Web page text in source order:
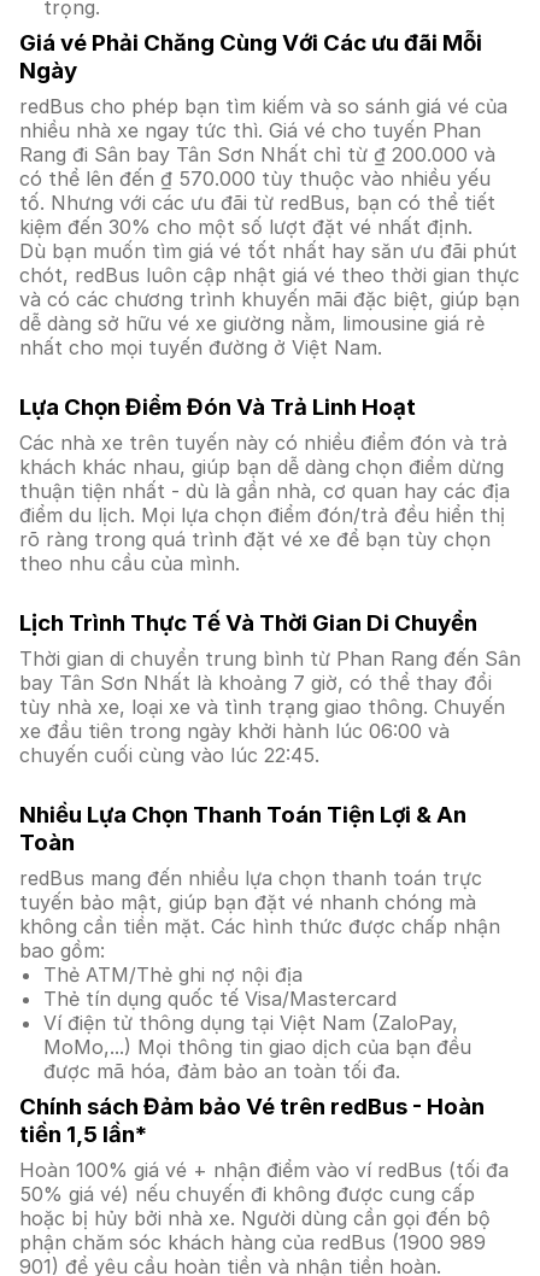
trọng.
Giá vé Phải Chăng Cùng Với Các ưu đãi Mỗi
Ngày
redBus cho phép bạn tìm kiếm và so sánh giá vé của
nhiều nhà xe ngay tức thì. Giá vé cho tuyến Phan
Rang đi Sân bay Tân Sơn Nhất chỉ từ ₫ 200.000 và
có thể lên đến ₫ 570.000 tùy thuộc vào nhiều yếu
tố. Nhưng với các ưu đãi từ redBus, bạn có thể tiết
kiệm đến 30% cho một số lượt đặt vé nhất định.
Dù bạn muốn tìm giá vé tốt nhất hay săn ưu đãi phút
chót, redBus luôn cập nhật giá vé theo thời gian thực
và có các chương trình khuyến mãi đặc biệt, giúp bạn
dễ dàng sở hữu vé xe giường nằm, limousine giá rẻ
nhất cho mọi tuyến đường ở Việt Nam.
Lựa Chọn Điểm Đón Và Trả Linh Hoạt
Các nhà xe trên tuyến này có nhiều điểm đón và trả
khách khác nhau, giúp bạn dễ dàng chọn điểm dừng
thuận tiện nhất - dù là gần nhà, cơ quan hay các địa
điểm du lịch. Mọi lựa chọn điểm đón/trả đều hiển thị
rõ ràng trong quá trình đặt vé xe để bạn tùy chọn
theo nhu cầu của mình.
Lịch Trình Thực Tế Và Thời Gian Di Chuyển
Thời gian di chuyển trung bình từ Phan Rang đến Sân
bay Tân Sơn Nhất là khoảng 7 giờ, có thể thay đổi
tùy nhà xe, loại xe và tình trạng giao thông. Chuyến
xe đầu tiên trong ngày khởi hành lúc 06:00 và
chuyến cuối cùng vào lúc 22:45.
Nhiều Lựa Chọn Thanh Toán Tiện Lợi & An
Toàn
redBus mang đến nhiều lựa chọn thanh toán trực
tuyến bảo mật, giúp bạn đặt vé nhanh chóng mà
không cần tiền mặt. Các hình thức được chấp nhận
bao gồm:
Thẻ ATM/Thẻ ghi nợ nội địa
Thẻ tín dụng quốc tế Visa/Mastercard
Ví điện tử thông dụng tại Việt Nam (ZaloPay,
MoMo,...) Mọi thông tin giao dịch của bạn đều
được mã hóa, đảm bảo an toàn tối đa.
Chính sách Đảm bảo Vé trên redBus - Hoàn
tiền 1,5 lần*
Hoàn 100% giá vé + nhận điểm vào ví redBus (tối đa
50% giá vé) nếu chuyến đi không được cung cấp
hoặc bị hủy bởi nhà xe. Người dùng cần gọi đến bộ
phận chăm sóc khách hàng của redBus (1900 989
901) để yêu cầu hoàn tiền và nhận tiền hoàn.